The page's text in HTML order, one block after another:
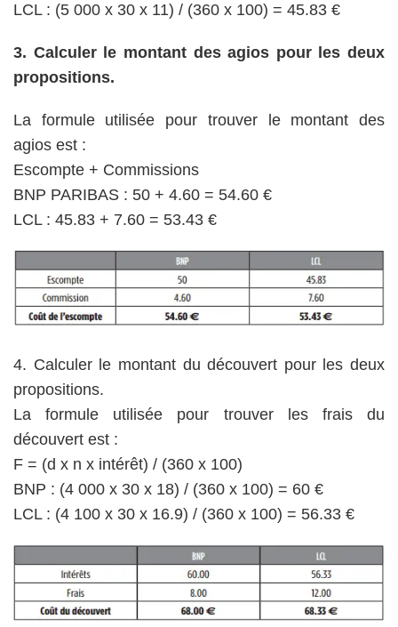
LCL : (5 000 x 30 x 11) / (360 x 100) = 45.83 €
3. Calculer le montant des agios pour les deux
propositions.
La formule utilisée pour trouver le montant des
agios est :
Escompte + Commissions
BNP PARIBAS : 50 + 4.60 = 54.60 €
LCL : 45.83 + 7.60 = 53.43 €
4. Calculer le montant du découvert pour les deux
propositions.
La formule utilisée pour trouver les frais du
découvert est :
F = (d x n x intérêt) / (360 x 100)
BNP : (4 000 x 30 x 18) / (360 x 100) = 60 €
LCL : (4 100 x 30 x 16.9) / (360 x 100) = 56.33 €